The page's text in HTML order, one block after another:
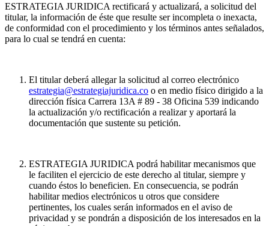
ESTRATEGIA JURIDICA rectificará y actualizará, a solicitud del
titular, la información de éste que resulte ser incompleta o inexacta,
de conformidad con el procedimiento y los términos antes señalados,
para lo cual se tendrá en cuenta:
El titular deberá allegar la solicitud al correo electrónico
estrategia@estrategiajuridica.co o en medio físico dirigido a la
dirección física Carrera 13A # 89 - 38 Oficina 539 indicando
la actualización y/o rectificación a realizar y aportará la
documentación que sustente su petición.
ESTRATEGIA JURIDICA podrá habilitar mecanismos que
le faciliten el ejercicio de este derecho al titular, siempre y
cuando éstos lo beneficien. En consecuencia, se podrán
habilitar medios electrónicos u otros que considere
pertinentes, los cuales serán informados en el aviso de
privacidad y se pondrán a disposición de los interesados en la